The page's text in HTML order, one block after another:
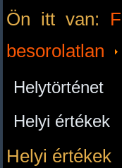
Ön itt van:
besorolatlan
Helytörténet
Helyi értékek
Helyi értékek